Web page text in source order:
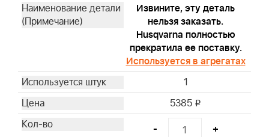
Извините, эту деталь
нельзя заказать.
Husqvarna полностью
прекратила ее поставку.
Используется в агрегатах
1
5385 i
- +